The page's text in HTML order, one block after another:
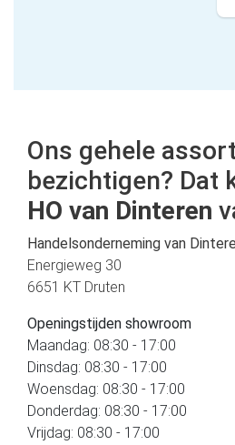
Ons gehele
bezichtigen? Dat
HO van Dinteren
Handelsonderneming van
Energieweg 30
6651 KT Druten
Openingstijden showroom
Maandag: 08:30 - 17:00
Dinsdag: 08:30 - 17:00
Woensdag: 08:30 - 17:00
Donderdag: 08:30 - 17:00
Vrijdag: 08:30 - 17:00